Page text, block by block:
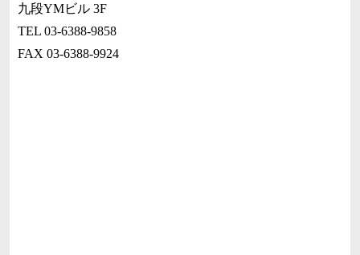
九段YMビル 3F
TEL 03-6388-9858
FAX 03-6388-9924